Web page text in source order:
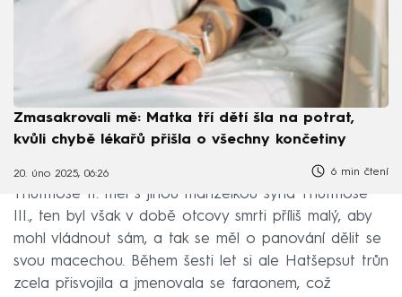
Zmasakrovali mě: Matka tří dětí šla na potrat,
kvůli chybě lékařů přišla o všechny končetiny
20. úno 2025, 06:26 6 min čtení
Thutmose II. měl s jinou manželkou syna Thutmose
III., ten byl však v době otcovy smrti příliš malý, aby
mohl vládnout sám, a tak se měl o panování dělit se
svou macechou. Během šesti let si ale Hatšepsut trůn
zcela přisvojila a jmenovala se faraonem, což